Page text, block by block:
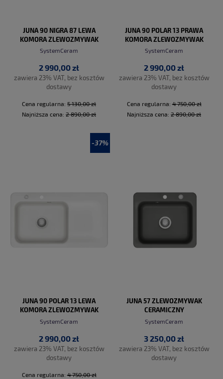
JUNA 90 NIGRA 87 LEWA
KOMORA ZLEWOZMYWAK
CERAMICZNY PROMO
SystemCeram
2 990,00 zł
zawiera 23% VAT, bez kosztów
dostawy
Cena regularna: 5 130,00 zł
Najniższa cena: 2 890,00 zł
JUNA 90 POLAR 13 PRAWA
KOMORA ZLEWOZMYWAK
CERAMICZNY PROMO
SystemCeram
2 990,00 zł
zawiera 23% VAT, bez kosztów
dostawy
Cena regularna:4 750,00 zł
Najniższa cena: 2 890,00 zł
JUNA 90 POLAR 13 LEWA
KOMORA ZLEWOZMYWAK
CERAMICZNY PROMO
SystemCeram
2 990,00 zł
zawiera 23% VAT, bez kosztów
dostawy
Cena regularna:4 750,00 zł
-37%
JUNA 57 ZLEWOZMYWAK
CERAMICZNY
SystemCeram
3 250,00 zł
zawiera 23% VAT, bez kosztów
dostawy